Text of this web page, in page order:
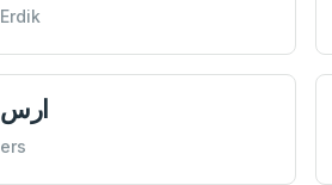
Erdik
ارس
ers